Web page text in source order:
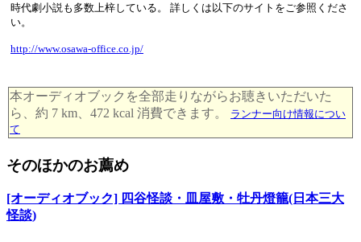
時代劇小説も多数上梓している。 詳しくは以下のサイトをご参照くださ
い。
http://www.osawa-office.co.jp/
本オーディオブックを全部走りながらお聴きいただいた
ら、約 7 km、472 kcal 消費できます。
ランナー向け情報につい
て
そのほかのお薦め
[オーディオブック] 四谷怪談・皿屋敷・牡丹燈籠(日本三大
怪談)